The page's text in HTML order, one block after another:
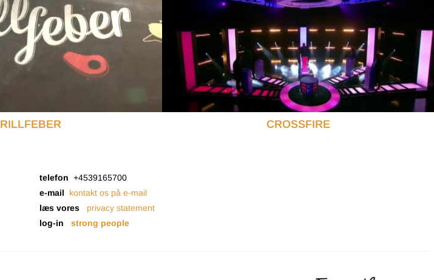
CROSSFIRE
telefon +4539165700
e-mail kontakt os på e-mail
læs vores privacy statement
log-in
strong people